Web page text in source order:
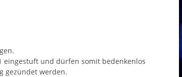
eingestuft und dürfen somit bedenkenlos
gezündet werden.